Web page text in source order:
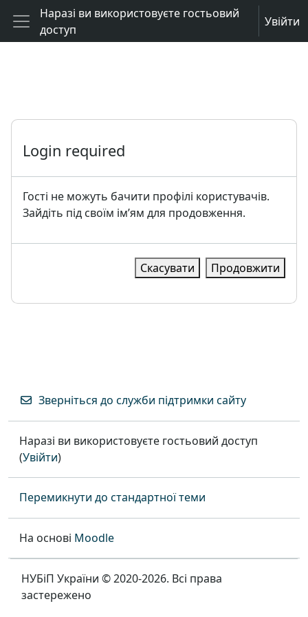
Перейти до головного вмісту
Бокова панель
Наразі ви використовуєте гостьовий
доступ
Увійти
Login required
Гості не можуть бачити профілі користувачів.
Зайдіть під своїм ім’ям для продовження.
Скасувати Продовжити
Зверніться до служби підтримки сайту
Наразі ви використовуєте гостьовий доступ
(Увійти)
Перемикнути до стандартної теми
На основі Moodle
НУБіП України © 2020-2026. Всі права
застережено